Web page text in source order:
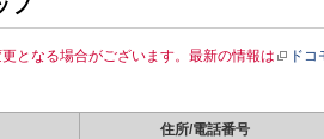
プ
となる場合がございます。最新の情報は ド
住所/電話番号